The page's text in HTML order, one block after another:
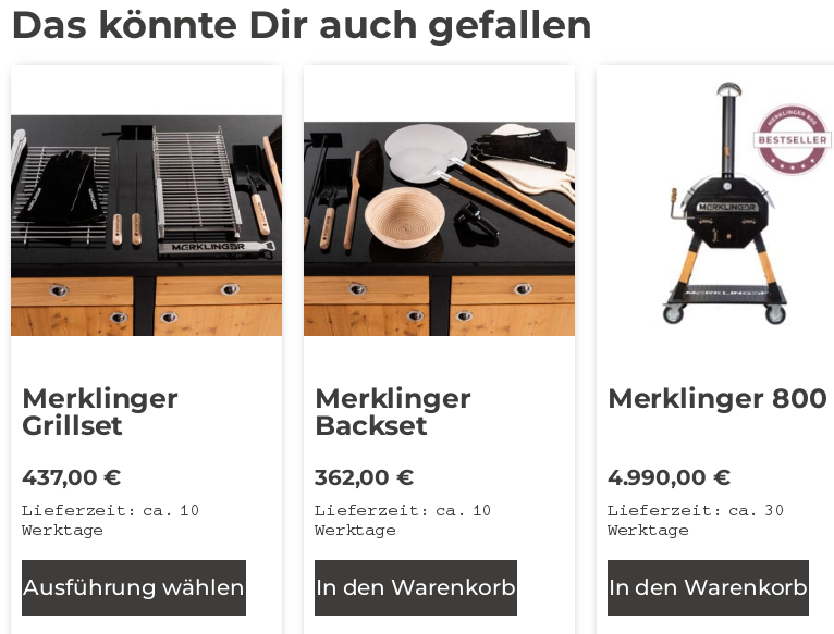
Das könnte Dir auch gefallen
Merklinger
Grillset
437,00€
Lieferzeit: ca. 10
Werktage
Ausführung wählen
Merklinger
Backset
362,00€
Lieferzeit: ca. 10
Werktage
In den Warenkorb
Merklinger 800
4.990,00 €
Lieferzeit: ca. 30
Werktage
In den Warenkorb